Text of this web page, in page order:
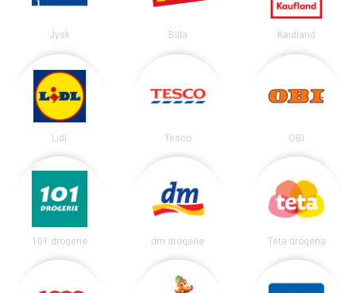
Jysk Billa Kaufland
Lidl Tesco OBI
101 drogerie dm drogerie Teta drogéria